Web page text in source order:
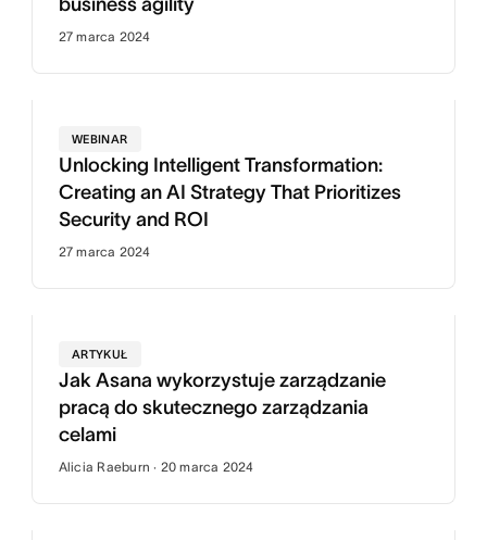
business agility
27 marca 2024
WEBINAR
Unlocking Intelligent Transformation:
Creating an AI Strategy That Prioritizes
Security and ROI
27 marca 2024
ARTYKUŁ
Jak Asana wykorzystuje zarządzanie
pracą do skutecznego zarządzania
celami
Alicia Raeburn · 20 marca 2024